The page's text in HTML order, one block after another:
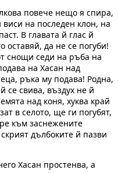
повече нещо я спира,
на последен клон, на
В главата й глас й
оставяй, да не се погуби!
снощи седи на ръба на
на Хасан над
ръка му подава! Родна,
се свива, въздух не й
над коня, хуква край
в селото, ще ги погубят,
към заснежените
дълбоките й пазви
Хасан простенва, а